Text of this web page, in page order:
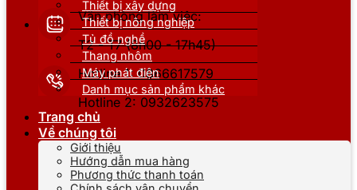
Văn phòng làm việc:
T2 - T7 (8h00 - 17h45)
Hotline 1: 0866617579
Hotline 2: 0932623575
Thiết bị xây dựng
Thiết bị nông nghiệp
Tủ đồ nghề
Thang nhôm
Máy phát điện
Danh mục sản phẩm khác
Trang chủ
Về chúng tôi
Giới thiệu
Hướng dẫn mua hàng
Phương thức thanh toán